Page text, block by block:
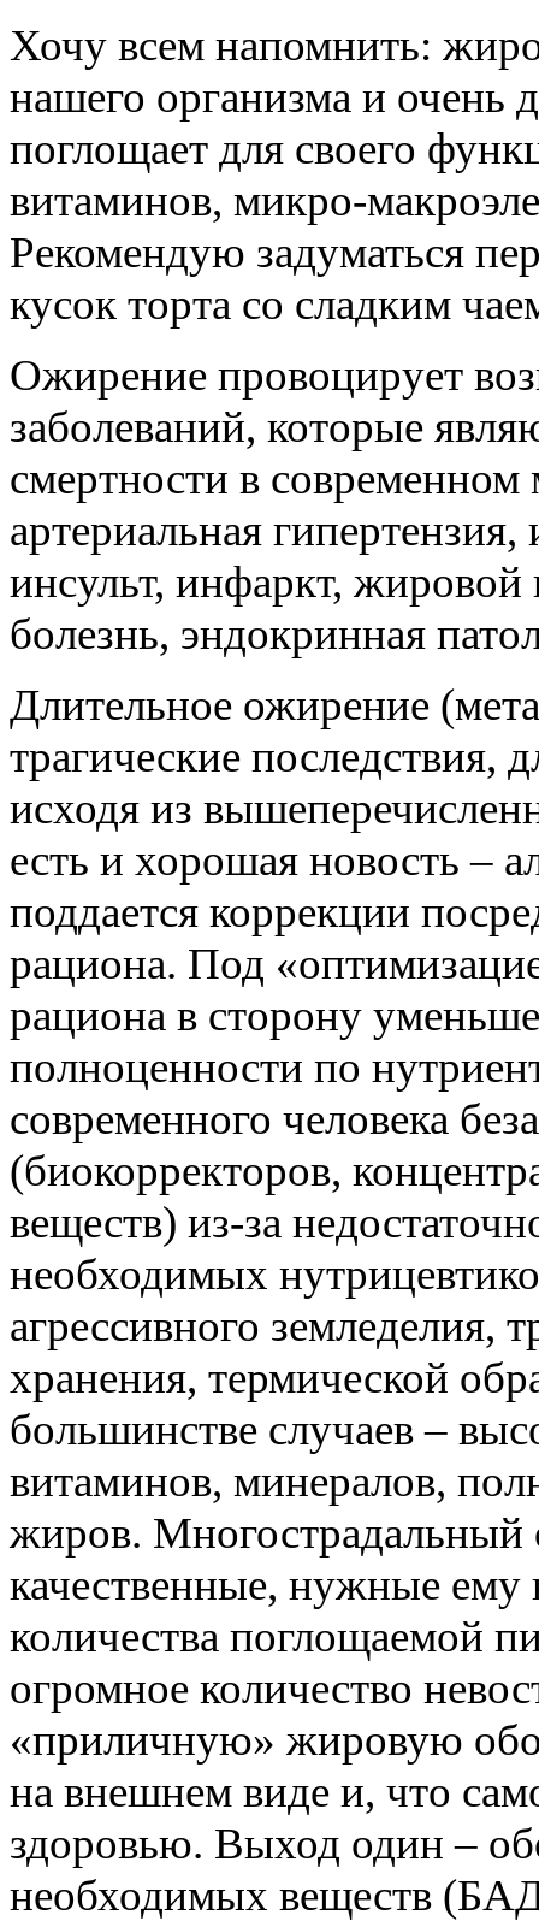
Хочу всем напомнить:
нашего организма и очень
поглощает для своего
витаминов, микро-
Рекомендую задуматься
кусок торта со сладким
Ожирение провоцирует
заболеваний, которые
смертности в современном
артериальная
инсульт, инфаркт, жировой
болезнь, эндокринная
Длительное ожирение
трагические последствия,
исходя из
есть и хорошая новость –
поддается коррекции
рациона. Под
рациона в сторону
полноценности по
современного человека
(биокорректоров,
веществ) из-за
необходимых
агрессивного земледелия,
хранения, термической
большинстве случаев –
витаминов, минералов,
жиров. Многострадальный
качественные, нужные ему
количества поглощаемой
огромное количество
«приличную» жировую
на внешнем виде и, что
здоровью. Выход один –
необходимых веществ